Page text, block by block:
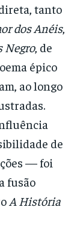
tanto
dos Anéis,
Negro, de
épico
ao longo
de
— foi
fusão
A História